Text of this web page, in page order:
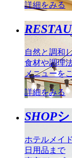
詳細をみる
自然と調和
食材や調理
メニューを
詳細をみる
SHOP
ホテルメイ
日用品まで